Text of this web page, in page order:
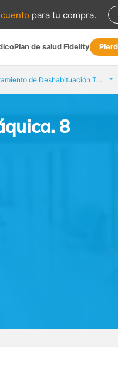
para tu compra.
Plan de salud Fidelity
Tratamiento de Deshabituación Tabáquica. 8 Sesiones
8